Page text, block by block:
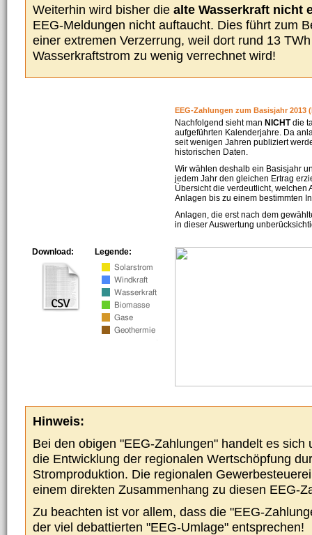
Weiterhin wird bisher die alte Wasserkraft nicht
EEG-Meldungen nicht auftaucht. Dies führt zum
einer extremen Verzerrung, weil dort rund 13
Wasserkraftstrom zu wenig verrechnet wird!
EEG-Zahlungen zum Basisjahr 2013
Nachfolgend sieht man NICHTdie
aufgeführten Kalenderjahre. Da
seit wenigen Jahren publiziert
historischen Daten.
Wir wählen deshalb ein Basisjahr
jedem Jahr den gleichen Ertrag
Übersicht die verdeutlicht, welchen
Anlagen bis zu einem bestimmten
Anlagen, die erst nach dem
in dieser Auswertung
Legende:
Download:
Hinweis:
Bei den obigen "EEG-Zahlungen" handelt es sich
die Entwicklung der regionalen Wertschöpfung
Stromproduktion. Die regionalen
einem direkten Zusammenhang zu diesen EEG-
Zu beachten ist vor allem, dass die "EEG-
der viel debattierten "EEG-Umlage" entsprechen!